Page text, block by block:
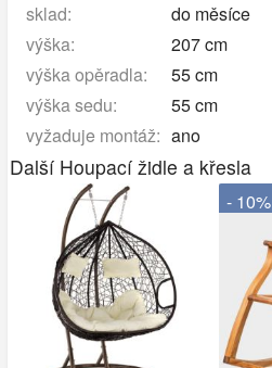
sklad:
do měsíce
výška:
207 cm
výška opěradla:
55 cm
výška sedu:
55 cm
vyžaduje montáž: ano
Další Houpací židle a křesla
- 10%